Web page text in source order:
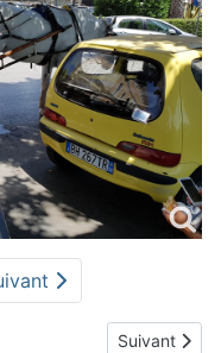
2018: 4- Sardaigne
Article
Suivant